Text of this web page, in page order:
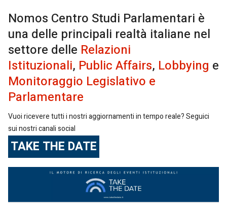
Nomos Centro Studi Parlamentari è
una delle principali realtà italiane nel
settore delle Relazioni
Istituzionali, Public Affairs, Lobbying e
Monitoraggio Legislativo e
Parlamentare
Vuoi ricevere tutti i nostri aggiornamenti in tempo reale? Seguici
sui nostri canali social
TAKE THE DATE